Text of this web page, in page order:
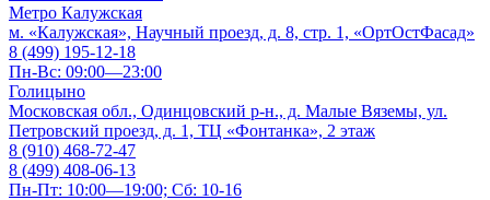
Метро Калужская
м. «Калужская», Научный проезд, д. 8, стр. 1, «ОртОстФасад»
8 (499) 195-12-18
Пн-Вс: 09:00—23:00
Голицыно
Московская обл., Одинцовский р-н., д. Малые Вяземы, ул.
Петровский проезд, д. 1, ТЦ «Фонтанка», 2 этаж
8 (910) 468-72-47
8 (499) 408-06-13
Пн-Пт: 10:00—19:00; Сб: 10-16